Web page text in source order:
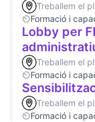
Treballem el
Formació i
Lobby per
Treballem el
Formació i
Treballem el
Formació i